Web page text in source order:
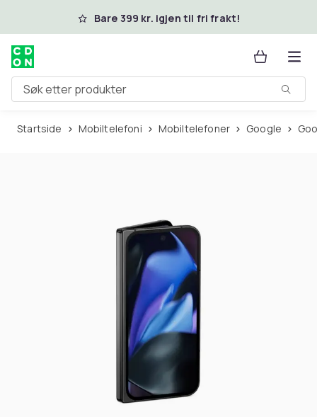
Hopp til hovedinnholdBare 399 kr. igjen til fri frakt!
Søk etter produkter
Startside Mobiltelefoni Mobiltelefoner Google